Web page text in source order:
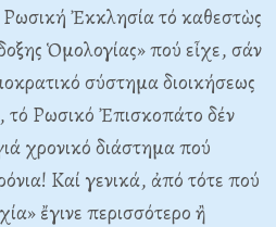
Ἐκκλησία τό καθεστὼς
Ὁμολογίας» πού εἶχε, σάν
σύστημα διοικήσεως
τό Ρωσικό Ἐπισκοπάτο δέν
χρονικό διάστημα πού
Καί γενικά, ἀπό τότε πού
ἔγινε περισσότερο ἢ